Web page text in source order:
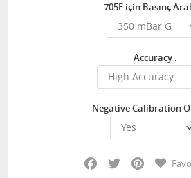
705E için Basınç
Accuracy :
Negative Calibration
Facebook
Twitter Pinterest